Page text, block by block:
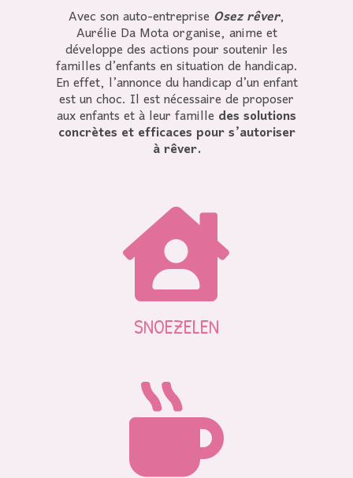
Avec son auto-entrepriseOsez rêver,
Aurélie Da Mota organise, anime et
développe des actions pour soutenir les
familles d’enfants en situation de handicap.
En effet, l’annonce du handicap d’un enfant
est un choc. Il est nécessaire de proposer
aux enfants et à leur familledes solutions
concrètes et efficaces pour s’autoriser
à rêver.

SNOEZELEN
